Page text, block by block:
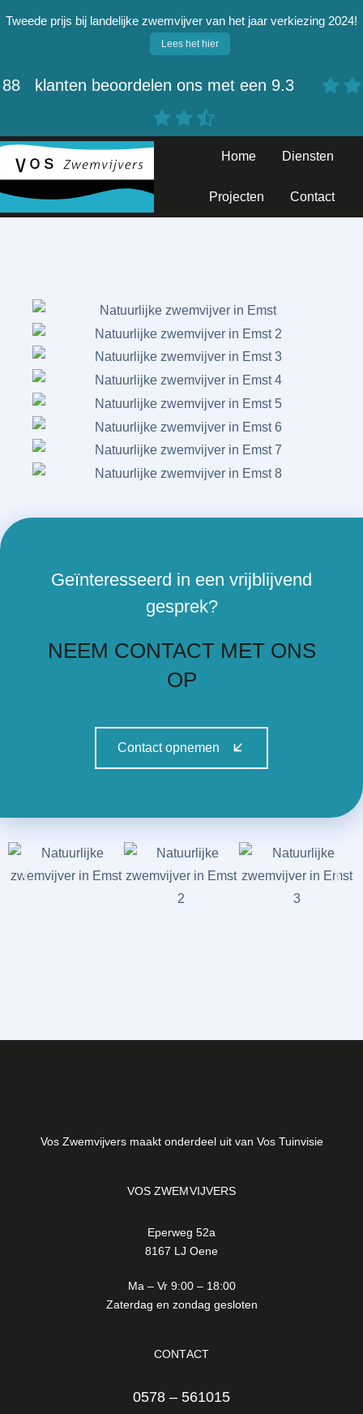
Tweede prijs bij landelijke zwemvijver van het jaar verkiezing 2024!
Lees het hier
88 klanten beoordelen ons met een 9.3
Home Diensten
Projecten Contact
NATUURLIJKE
ZWEMVIJVER IN EMST
Geïnteresseerd in een vrijblijvend
gesprek?
NEEM CONTACT MET ONS
OP
Contact opnemen
Vos Zwemvijvers maakt onderdeel uit van Vos Tuinvisie
VOS ZWEMVIJVERS
Eperweg 52a
8167 LJ Oene
Ma – Vr 9:00 – 18:00
Zaterdag en zondag gesloten
CONTACT
0578 – 561015